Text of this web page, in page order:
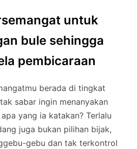
untuk
bule sehingga
pembicaraan
berada di tingkat
sabar ingin menanyakan
yang ia katakan? Terlalu
juga bukan pilihan bijak,
gebu dan tak terkontrol